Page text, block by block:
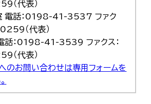
代表）
電話：0198-41-3537 ファク
（代表）
話：0198-41-3539 ファクス：
代表）
のお問い合わせは専用フォームを